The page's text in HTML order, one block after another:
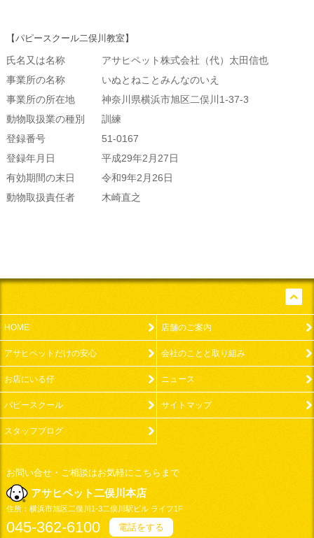
【パピースクール二俣川教室】
氏名又は名称
アサヒペット株式会社（代）太田信也
事業所の名称
いぬとねことみんなのいえ
事業所の所在地
神奈川県横浜市旭区二俣川1-37-3
動物取扱業の種別
訓練
登録番号
51-0167
登録年月日
平成29年2月27日
有効期間の末日
令和9年2月26日
動物取扱責任者
木崎直之
HOME
アサヒペットだけの安心
お店にいる仔
パピースクール
スタッフブログ
店舗のご案内
会社のことと取り組み
ニュース
サイトマップ
お問い合せ・ご相談はお気軽にこちらまで
アサヒペット二俣川本店
住所： 横浜市旭区二俣川1-3二俣川駅ビル ライフ1F
045-362-6100 電話をする